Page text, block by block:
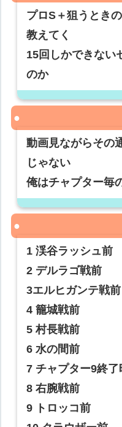
プロS＋狙うとき
教えてく
15回しかできない
のか
動画見ながらその
じゃない
俺はチャプター毎
1 渓谷ラッシュ前
2 デルラゴ戦前
3エルヒガンテ戦前
4 籠城戦前
5 村長戦前
6 水の間前
7 チャプター9終了
8 右腕戦前
9 トロッコ前